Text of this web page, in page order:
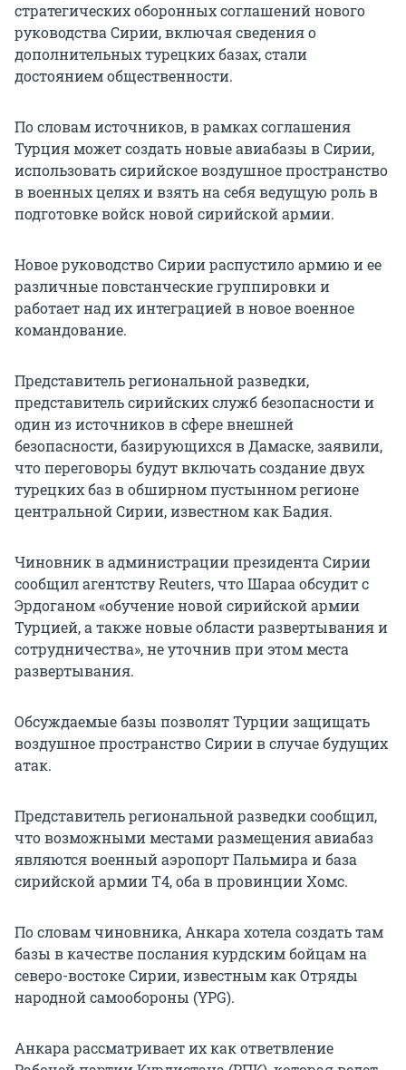
стратегических оборонных соглашений нового
руководства Сирии, включая сведения о
дополнительных турецких базах, стали
достоянием общественности.
По словам источников, в рамках соглашения
Турция может создать новые авиабазы ​​в Сирии,
использовать сирийское воздушное пространство
в военных целях и взять на себя ведущую роль в
подготовке войск новой сирийской армии.
Новое руководство Сирии распустило армию и ее
различные повстанческие группировки и
работает над их интеграцией в новое военное
командование.
Представитель региональной разведки,
представитель сирийских служб безопасности и
один из источников в сфере внешней
безопасности, базирующихся в Дамаске, заявили,
что переговоры будут включать создание двух
турецких баз в обширном пустынном регионе
центральной Сирии, известном как Бадия.
Чиновник в администрации президента Сирии
сообщил агентству Reuters, что Шараа обсудит с
Эрдоганом «обучение новой сирийской армии
Турцией, а также новые области развертывания и
сотрудничества», не уточнив при этом места
развертывания.
Обсуждаемые базы позволят Турции защищать
воздушное пространство Сирии в случае будущих
атак.
Представитель региональной разведки сообщил,
что возможными местами размещения авиабаз
являются военный аэропорт Пальмира и база
сирийской армии Т4, оба в провинции Хомс.
По словам чиновника, Анкара хотела создать там
базы в качестве послания курдским бойцам на
северо-востоке Сирии, известным как Отряды
народной самообороны (YPG).
Анкара рассматривает их как ответвление